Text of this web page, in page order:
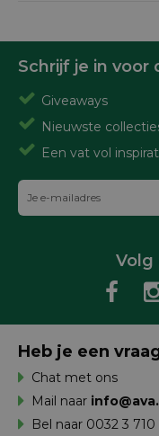
Schrijf je in voor
Giveaways
Nieuwste
Een vat vol
Volg
Heb je een
Chat met ons
Mail naar
Bel naar 0032 3